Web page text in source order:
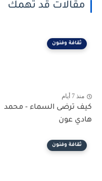
مقالات قد تهمك
ثقافة وفنون
منذ 7 أيام
كيف ترضى السماء - محمد
هادي عون
ثقافة وفنون